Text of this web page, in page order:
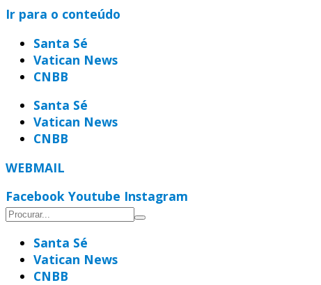
Ir para o conteúdo
Santa Sé
Vatican News
CNBB
Santa Sé
Vatican News
CNBB
WEBMAIL
Facebook Youtube Instagram
Santa Sé
Vatican News
CNBB